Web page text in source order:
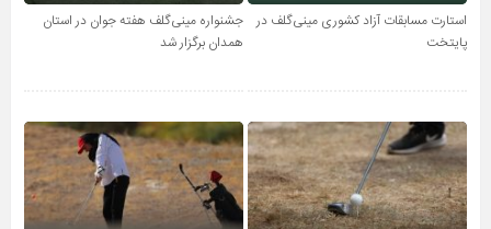
استارت مسابقات آزاد کشوری مینی‌گلف در
پایتخت
جشنواره مینی‌گلف هفته جوان در استان
همدان برگزار شد